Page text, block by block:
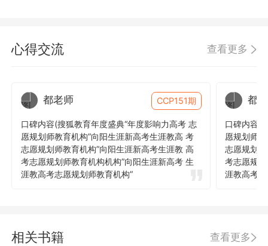
心得交流 查看更多
CCP151期
都老师
口碑内容(搜狐教育年度盛典“年度影响力高考 志
愿规划师教育机构”向阳生涯新高考生涯教高 考
志愿规划师教育机构”向阳生涯新高考生涯教 高
考志愿规划师教育机构机构”向阳生涯新高考 生
涯教高考志愿规划师教育机构”
都
口碑内容(
愿规划师
志愿规划
考志愿规
涯教高考
相关书籍 查看更多